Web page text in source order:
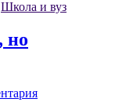
Школа и вуз
но